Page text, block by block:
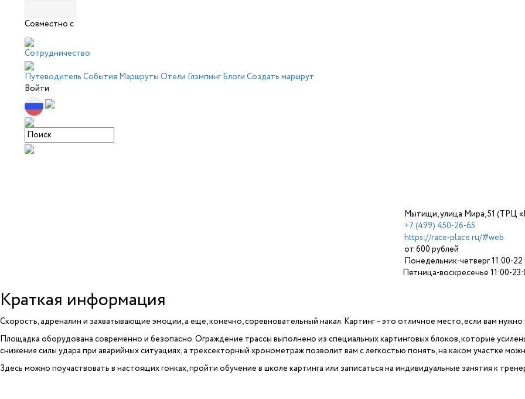
Совместно с
Сотрудничество
Путеводитель События Маршруты Отели Глэмпинг Блоги Создать маршрут
Войти
Мытищи, улица Мира, 51
+7 (499) 450-26-65
https://race-place.ru/#web
от 600 рублей
Понедельник-четверг 11:00-
Пятница-воскресенье 11:00-
Краткая информация
Скорость, адреналин и захватывающие эмоции, а еще, конечно, соревновательный накал. Картинг – это отличное место, если вам
Площадка оборудована современно и безопасно. Ограждение трассы выполнено из специальных картинговых блоков, которые
снижения силы удара при аварийных ситуациях, а трехсекторный хронометраж позволит вам с легкостью понять, на каком участке
Здесь можно поучаствовать в настоящих гонках, пройти обучение в школе картинга или записаться на индивидуальные занятия к